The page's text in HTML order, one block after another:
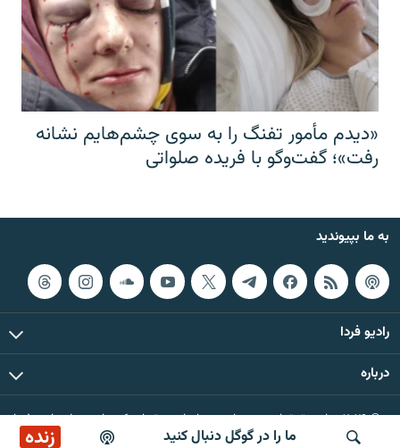
ما را در گوگل دنبال کنید زنده
«دیدم مأمور تفنگ را به سوی چشم‌هایم نشانه
رفت»؛ گفت‌و‌گو با فریده صلواتی
به ما بپیوندید
رادیو فردا
درباره
© ۲۰۲۶ تمام حقوق این وب‌سایت، بر اساس مقررات کپی‌رایت، برای رادیو فردا
محفوظ است.